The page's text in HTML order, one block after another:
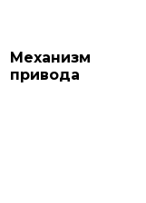
Механизм
привода